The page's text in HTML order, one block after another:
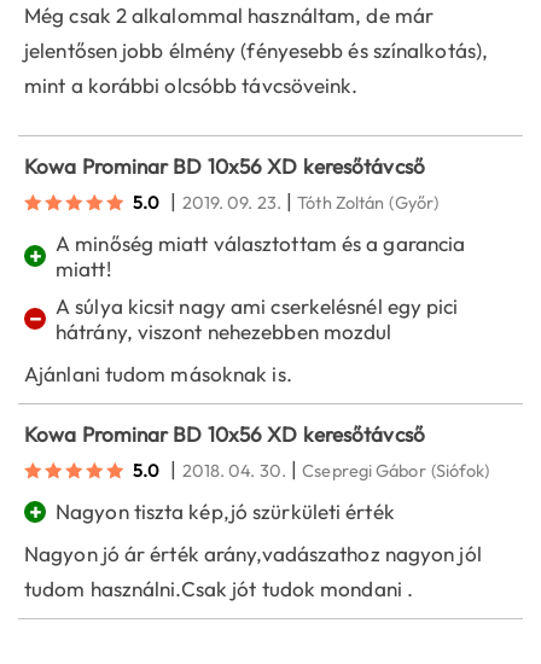
Még csak 2 alkalommal használtam, de már
jelentősen jobb élmény (fényesebb és színalkotás),
mint a korábbi olcsóbb távcsöveink.
Kowa Prominar BD 10x56 XD keresőtávcső
5.0 | 2019. 09. 23. |Tóth Zoltán (Győr)
+
A minőség miatt választottam és a garancia
miatt!
−
A súlya kicsit nagy ami cserkelésnél egy pici
hátrány, viszont nehezebben mozdul
Ajánlani tudom másoknak is.
Kowa Prominar BD 10x56 XD keresőtávcső
5.0 | 2018. 04. 30. |Csepregi Gábor (Siófok)
+
Nagyon tiszta kép,jó szürkületi érték
Nagyon jó ár érték arány,vadászathoz nagyon jól
tudom használni.Csak jót tudok mondani .